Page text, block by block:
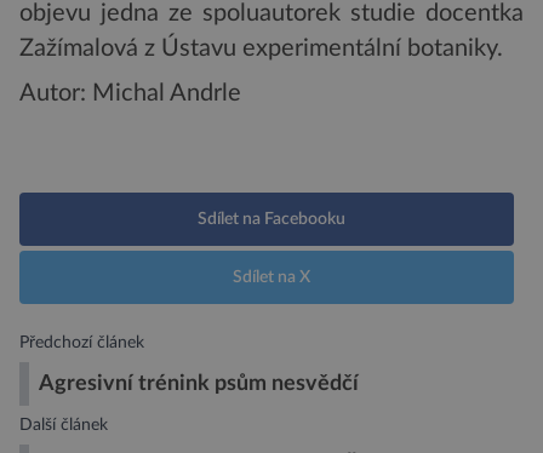
objevu jedna ze spoluautorek studie docentka
Zažímalová z Ústavu experimentální botaniky.
Autor: Michal Andrle
Sdílet na Facebooku
Sdílet na X
Předchozí článek
Agresivní trénink psům nesvědčí
Další článek